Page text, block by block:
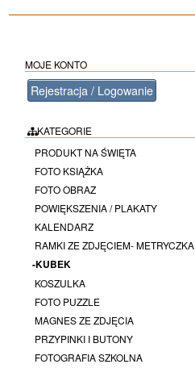
MOJE KONTO
Rejestracja / Logowanie
KATEGORIE
PRODUKT NA ŚWIĘTA
FOTO KSIĄŻKA
FOTO OBRAZ
POWIĘKSZENIA / PLAKATY
KALENDARZ
RAMKI ZE ZDJĘCIEM- METRYCZKA
-KUBEK
KOSZULKA
FOTO PUZZLE
MAGNES ZE ZDJĘCIA
PRZYPINKI I BUTONY
FOTOGRAFIA SZKOLNA